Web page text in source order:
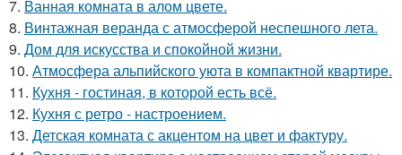
7. Ванная комната в алом цвете.
8. Винтажная веранда с атмосферой неспешного лета.
9. Дом для искусства и спокойной жизни.
10. Атмосфера альпийского уюта в компактной квартире.
11. Кухня - гостиная, в которой есть всё.
12. Кухня с ретро - настроением.
13. Детская комната с акцентом на цвет и фактуру.